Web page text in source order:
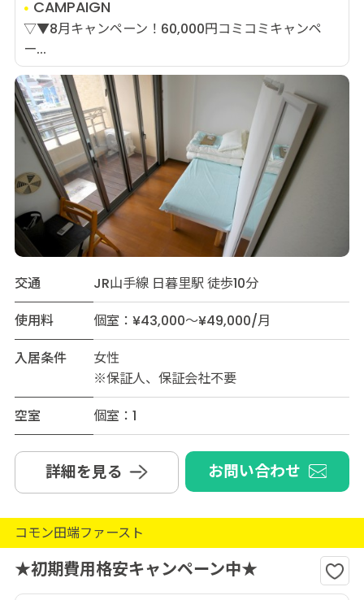
CAMPAIGN
▽▼8月キャンペーン！60,000円コミコミキャンペ
ー...
交通
JR山手線 日暮里駅 徒歩10分
使用料
個室：¥43,000～¥49,000/月
入居条件
女性
※保証人、保証会社不要
空室
個室：1
詳細を見る お問い合わせ
コモン田端ファースト
★初期費用格安キャンペーン中★